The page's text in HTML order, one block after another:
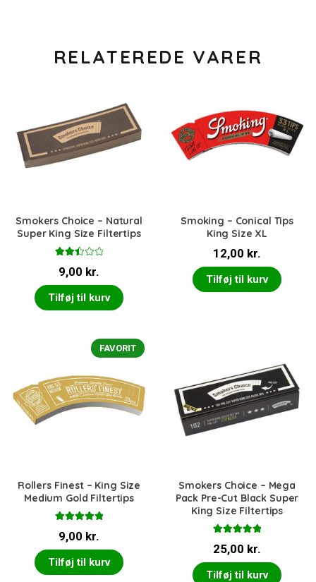
RELATEREDE VARER
Smokers Choice – Natural
Super King Size Filtertips
ret
2.50
5
9,00 kr.
Tilføj til kurv
Smoking – Conical Tips
King Size XL
12,00 kr.
Tilføj til kurv
FAVORIT
Rollers Finest – King Size
Medium Gold Filtertips
5.00ud af 5
9,00 kr.
Tilføj til kurv
Smokers Choice – Mega
Pack Pre-Cut Black Super
King Size Filtertips
5.00ud af 5
25,00 kr.
Tilføj til kurv